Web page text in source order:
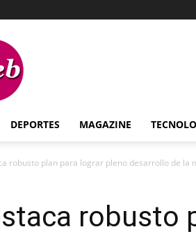
DEPORTES MAGAZINE
robusto plan para lograr pleno desarrollo de la
robusto